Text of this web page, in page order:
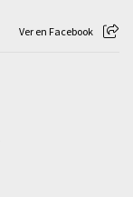
Ver en Facebook